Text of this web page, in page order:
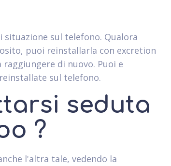
situazione sul telefono. Qualora
puoi reinstallarla con excretion
di nuovo. Puoi e
sul telefono.
seduta
?
l'altra tale, vedendo la